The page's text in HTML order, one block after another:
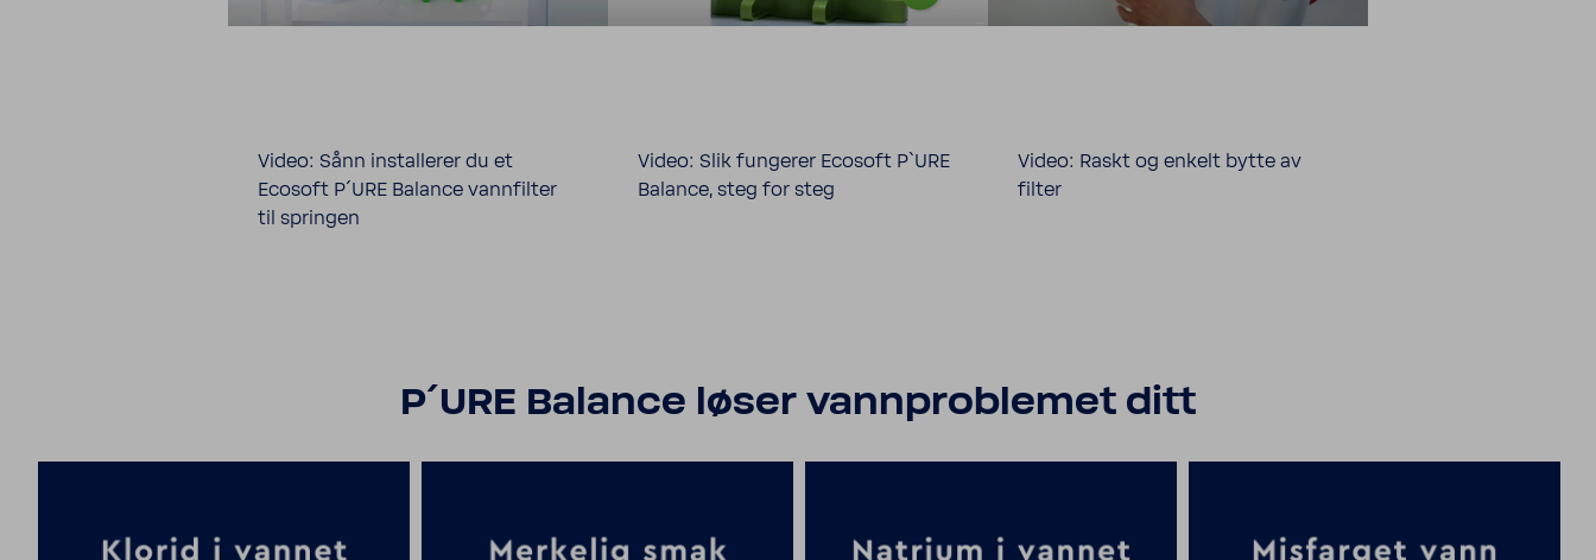
Video: Sånn installerer du et
Ecosoft P´URE Balance vannfilter
til springen
Video: Slik fungerer Ecosoft P`URE
Balance, steg for steg
Video: Raskt og enkelt bytte av
filter
P´URE Balance løser vannproblemet ditt